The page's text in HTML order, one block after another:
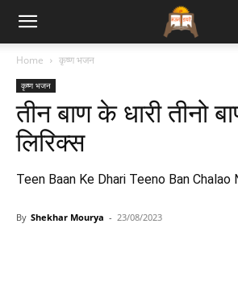
Bhajan
Lyrics
Home कृष्ण भजन
कृष्ण भजन
तीन बाण के धारी तीनो
लिरिक्स
Teen Baan Ke Dhari Teeno Ban Chalao
By Shekhar Mourya - 23/08/2023